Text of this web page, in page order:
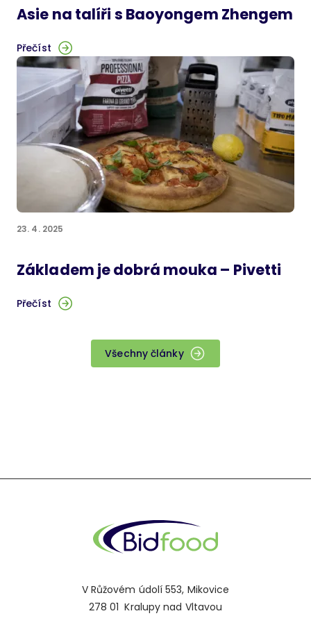
Asie na talíři s Baoyongem Zhengem
Přečíst
23. 4. 2025
Základem je dobrá mouka – Pivetti
Přečíst
Všechny články
V Růžovém údolí 553, Mikovice
278 01 Kralupy nad Vltavou